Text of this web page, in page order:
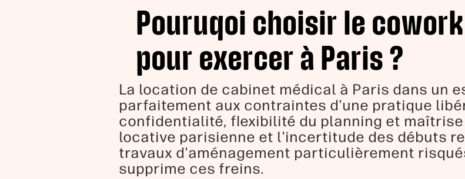
Pouruqoi choisir le
pour exercer à Paris ?
La location de cabinet médical à Paris dans un
parfaitement aux contraintes d'une pratique
confidentialité, flexibilité du planning et maîtrise
locative parisienne et l'incertitude des débuts
travaux d'aménagement particulièrement
supprime ces freins.